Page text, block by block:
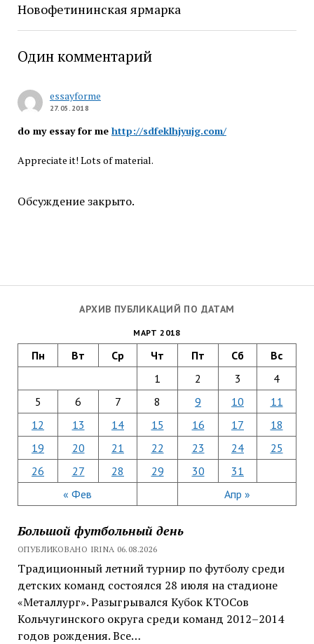
АРХИВ ПУБЛИКАЦИЙ ПО ДАТАМ
МАРТ 2018
Пн Вт Ср Чт Пт Сб Вс
« Фев Апр »
1 2 3
4
5
6 7 8 9 10
11
12
13 14 15 16 17
18
19
20 21 22 23 24
25
26
27 28 29 30 31
Большой футбольный день
ОПУБЛИКОВАНО IRINA 06.08.2026
Традиционный летний турнир по футболу среди
детских команд состоялся 28 июля на стадионе
«Металлург». Разыгрывался Кубок КТОСов
Кольчугинского округа среди команд 2012–2014
годов рождения. Все…
Новофетининская ярмарка
Один комментарий
essayforme
27.05.2018
do my essay for me http://sdfeklhjyujg.com/
Appreciate it! Lots of material.
Обсуждение закрыто.